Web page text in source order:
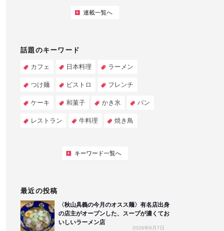
連載一覧へ
話題のキーワード
カフェ 日本料理 ラーメン
つけ麺 ビストロ フレンチ
ケーキ 和菓子 かき氷 パン
レストラン 牛料理 焼き鳥
キーワード一覧へ
最近の投稿
〈秋山具義の今月のオスス麺〉有名店出身
の店主がオープンした、スープが濃くてお
いしいラーメン店
2026年8月7日